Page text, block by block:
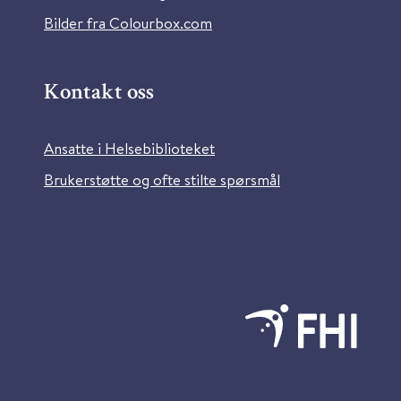
Bilder fra Colourbox.com
Kontakt oss
Ansatte i Helsebiblioteket
Brukerstøtte og ofte stilte spørsmål